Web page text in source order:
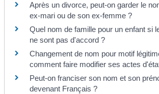
Après un divorce, peut-on garder le
ex-mari ou de son ex-femme ?
Quel nom de famille pour un enfant si
ne sont pas d'accord ?
Changement de nom pour motif
comment faire modifier ses actes
Peut-on franciser son nom et son
devenant Français ?